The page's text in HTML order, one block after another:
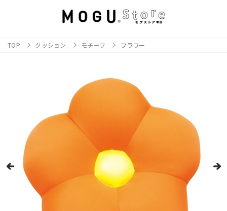
TOP クッション モチーフ フラワー